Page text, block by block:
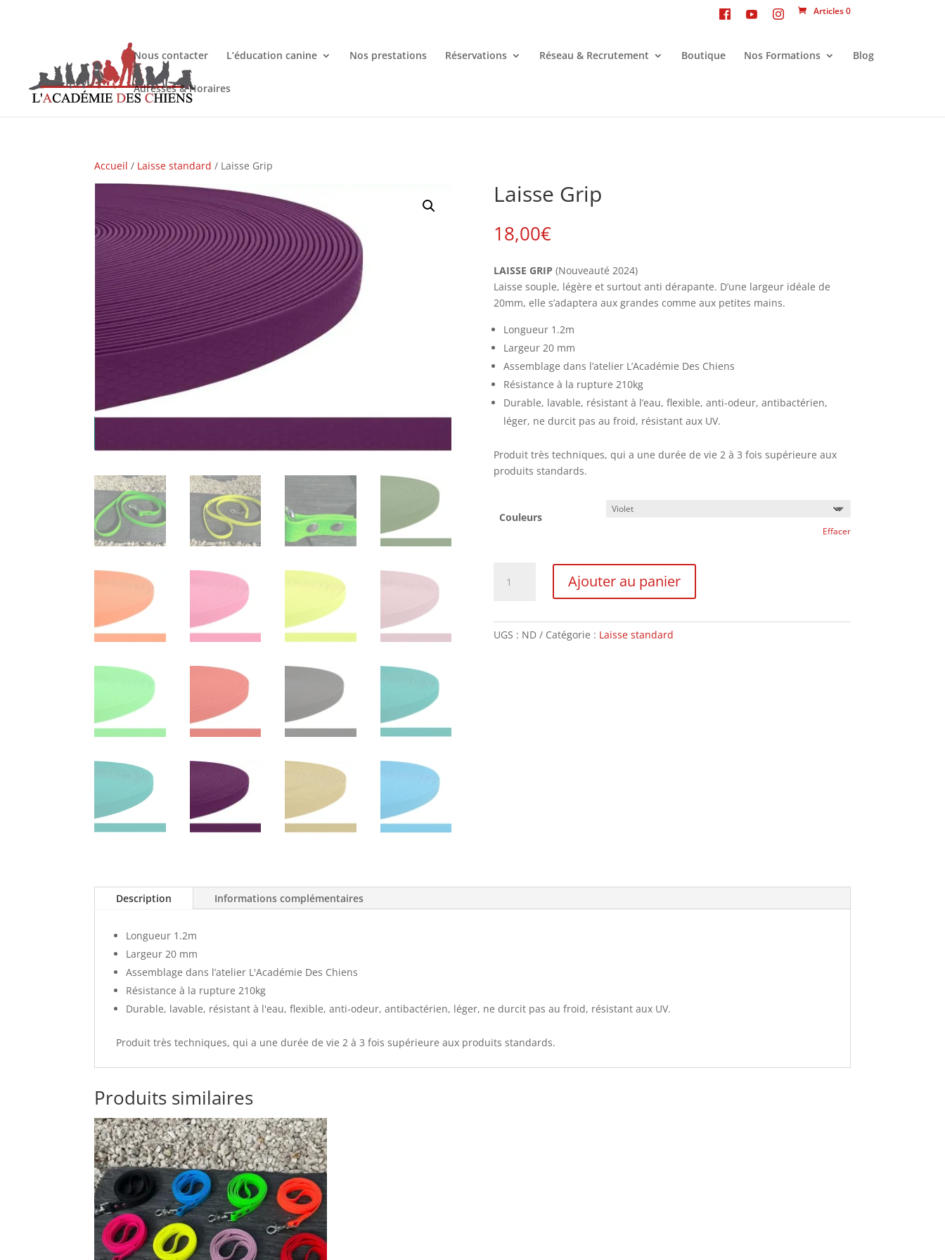
Articles 0
Nous contacter L’éducation canine Nos prestations Réservations Réseau & Recrutement Boutique Nos Formations Blog
Adresses & Horaires
Accueil / Laisse standard / Laisse Grip
Laisse Grip
18,00€
LAISSE GRIP (Nouveauté 2024)
Laisse souple, légère et surtout anti dérapante. D’une largeur idéale de
20mm, elle s’adaptera aux grandes comme aux petites mains.
Longueur 1.2m
Largeur 20 mm
Assemblage dans l’atelier L’Académie Des Chiens
Résistance à la rupture 210kg
Durable, lavable, résistant à l’eau, flexible, anti-odeur, antibactérien,
léger, ne durcit pas au froid, résistant aux UV.
Produit très techniques, qui a une durée de vie 2 à 3 fois supérieure aux
produits standards.
Couleurs
Effacer
Ajouter au panier
UGS : ND Catégorie : Laisse standard
Description Informations complémentaires
Longueur 1.2m
Largeur 20 mm
Assemblage dans l’atelier L'Académie Des Chiens
Résistance à la rupture 210kg
Durable, lavable, résistant à l'eau, flexible, anti-odeur, antibactérien, léger, ne durcit pas au froid, résistant aux UV.
Produit très techniques, qui a une durée de vie 2 à 3 fois supérieure aux produits standards.
Produits similaires